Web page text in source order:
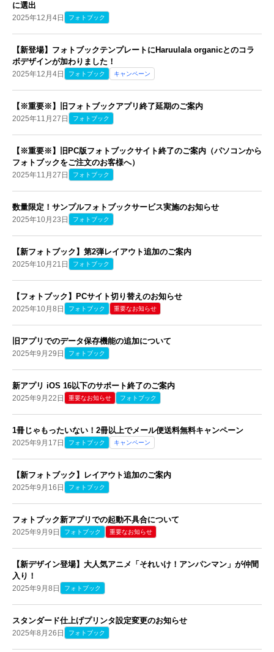
に選出
2025年12月4日 フォトブック
【新登場】フォトブックテンプレートにHaruulala organicとのコラ
ボデザインが加わりました！
2025年12月4日 フォトブック キャンペーン
【※重要※】旧フォトブックアプリ終了延期の​ご案内
2025年11月27日 フォトブック
【※重要※】​旧PC版フォトブックサイト終了の​ご案内（パソコンから
フォトブックをご注文のお客様へ）
2025年11月27日 フォトブック
数量限定！サンプルフォトブックサービス実施のお知らせ
2025年10月23日 フォトブック
【新フォトブック】第2弾レイアウト追加の​ご案内
2025年10月21日 フォトブック
【フォトブック】PCサイト切り替えのお知らせ
2025年10月8日 フォトブック 重要なお知らせ
旧アプリでのデータ保存機能の追加について
2025年9月29日 フォトブック
新アプリ iOS 16以下のサポート終了のご案内
2025年9月22日 重要なお知らせ フォトブック
1冊じゃもったいない！2冊以上でメール便送料無料キャンペーン
2025年9月17日 フォトブック キャンペーン
【新フォトブック】レイアウト追加の​ご案内
2025年9月16日 フォトブック
フォトブック新アプリでの起動不具合について
2025年9月9日 フォトブック 重要なお知らせ
【新デザイン登場】大人気アニメ「それいけ！アンパンマン」が仲間
入り！
2025年9月8日 フォトブック
スタンダード仕上げプリンタ設定変更のお知らせ
2025年8月26日 フォトブック